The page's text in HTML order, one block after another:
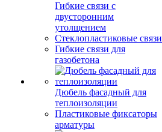
Гибкие связи с
двусторонним
утолщением
Стеклопластиковые связи
Гибкие связи для
газобетона
Дюбель фасадный для
теплоизоляции
Пластиковые фиксаторы
арматуры